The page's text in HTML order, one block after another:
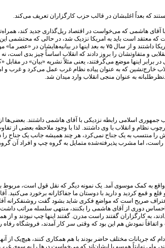
که بعداً اغلبشان در قالب حزب کارگزاران تعریف می‌کند.
هاشمی که می‌‌خواست در اقتصاد ریل‌گذاری جدید کند،
نزدیک شد، در حالی که محتشمی این حالت را نداشت و تا ۱۰ سال بعد از
حتی مجاهدین انقلاب هم تا‌سالها و تا قبل از رحلت امام مواضع بسیار
و متفاوتشان را بروز دادند که انقلاب اساساً چیز بدی است،
اینها موضع می‌گرفتند، یعنی مثلاً نشریه «بیان» در مقابل
که به عنوان پیاده نظام غرب عمل می‌کرد و غرب و
به عنوان منجی انقلاب وارد میدان شد.
جمهوری اسلامی رابطه نزدیکی با آقای هاشمی داشتند.
نظام و انقلاب با وی داشتند. لذا با وجود ملاحظه بعضی
اما مشرب پذیرفته‌شده متمایل به گروه چپ و افراد آن
به کمک موسوی آمد. یک نمونه دیگر که نقل قول است،
قلع و قمع کردید و دارید با دوستان ما جفاکارانه برخورد
اعتراف صریح است که مواضع فکری شاید بشود گفت
احساس دوری از آقای هاشمی را بکنند، منتهی سلسله مراتب
به کارگزاران گفتند راست مدرن. گفتند اینها چپ نبودند و
نمودش هم این بود که وقتی سر کار آمدند، فروشگاه رفاه
مختلف حاضر بودند با هم همکاری کنند، هیچ‌یک از